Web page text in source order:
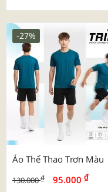
Áo Thể Thao Trơn Màu
130.000₫ 95.000 ₫
-27%